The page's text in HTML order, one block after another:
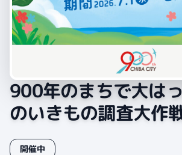
900年のまちで大は
のいきもの調査大作
開催中